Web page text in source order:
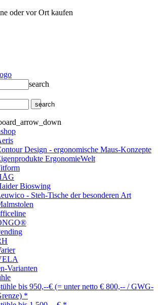
oder vor Ort kaufen
search
search
Design - ergonomische Maus-Konzepte
ErgonomieWelt
Bioswing
- Steh-Tische der besonderen Art
Varianten
bis 950,--€ (= unter netto € 800,-- / GWG-
*